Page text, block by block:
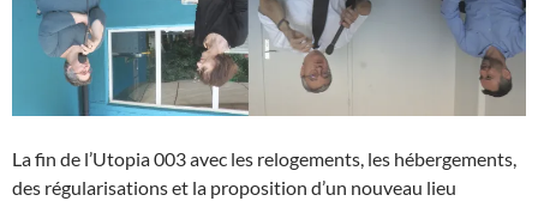
La fin de l’Utopia 003 avec les relogements, les hébergements,
des régularisations et la proposition d’un nouveau lieu